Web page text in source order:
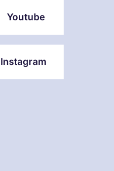
Youtube
Instagram